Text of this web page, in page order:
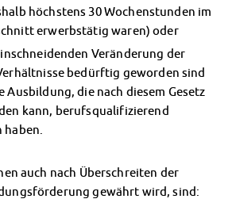
Platz
höchstens 30 Wochenstunden im
erwerbstätig waren) oder
Veränderung der
bedürftig geworden sind
Ausbildung, die nach diesem Gesetz
kann, berufsqualifizierend
auch nach Überschreiten der
gewährt wird, sind: